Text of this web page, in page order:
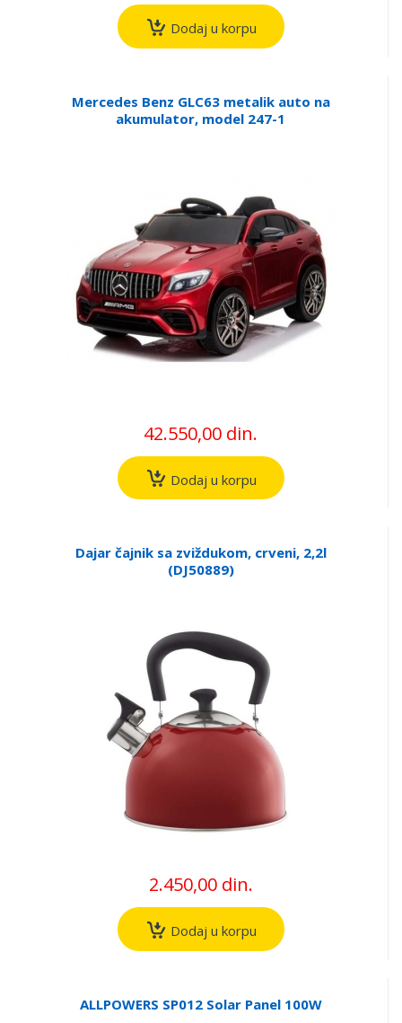
Dodaj u korpu
Mercedes Benz GLC63 metalik auto na
akumulator, model 247-1
42.550,00 din.
Dodaj u korpu
Dajar čajnik sa zviždukom, crveni, 2,2l
(DJ50889)
2.450,00 din.
Dodaj u korpu
ALLPOWERS SP012 Solar Panel 100W